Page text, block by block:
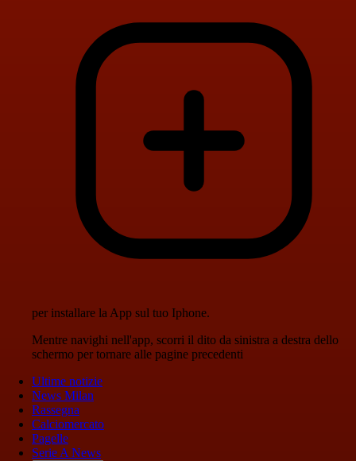
per installare la App sul tuo Iphone.
Mentre navighi nell'app, scorri il dito da sinistra a destra dello
schermo per tornare alle pagine precedenti
Ultime notizie
News Milan
Rassegna
Calciomercato
Pagelle
Serie A News